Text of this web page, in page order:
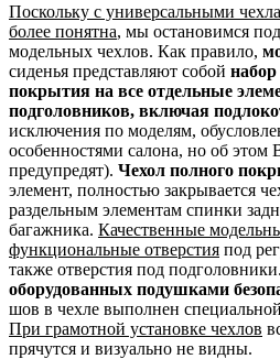
Поскольку с универсальными
более понятна, мы остановимся
модельных чехлов. Как правило,
сиденья представляют собой набор
покрытия на все отдельные
подголовников, включая
исключения по моделям,
особенностями салона, но об этом
предупредят). Чехол полного
элемент, полностью закрывается
раздельным элементам спинки
багажника. Качественные
функциональные отверстия под
также отверстия под подголовники.
оборудованных подушками
шов в чехле выполнен
При грамотной установке чехлов
прячутся и визуально не видны.